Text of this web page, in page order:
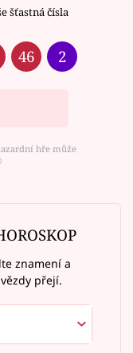
šťastná čísla
46 2
hře může
znamení a
přejí.